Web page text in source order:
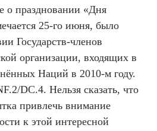
о праздновании «Дня
25-го июня, было
Государств-членов
организации, входящих в
Наций в 2010-м году.
DC.4. Нельзя сказать, что
привлечь внимание
к этой интересной